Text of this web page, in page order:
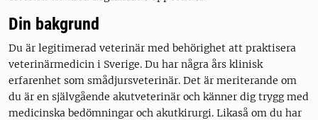
Din bakgrund
Du är legitimerad veterinär med behörighet att praktisera
veterinärmedicin i Sverige. Du har några års klinisk
erfarenhet som smådjursveterinär. Det är meriterande om
du är en självgående akutveterinär och känner dig trygg med
medicinska bedömningar och akutkirurgi. Likaså om du har